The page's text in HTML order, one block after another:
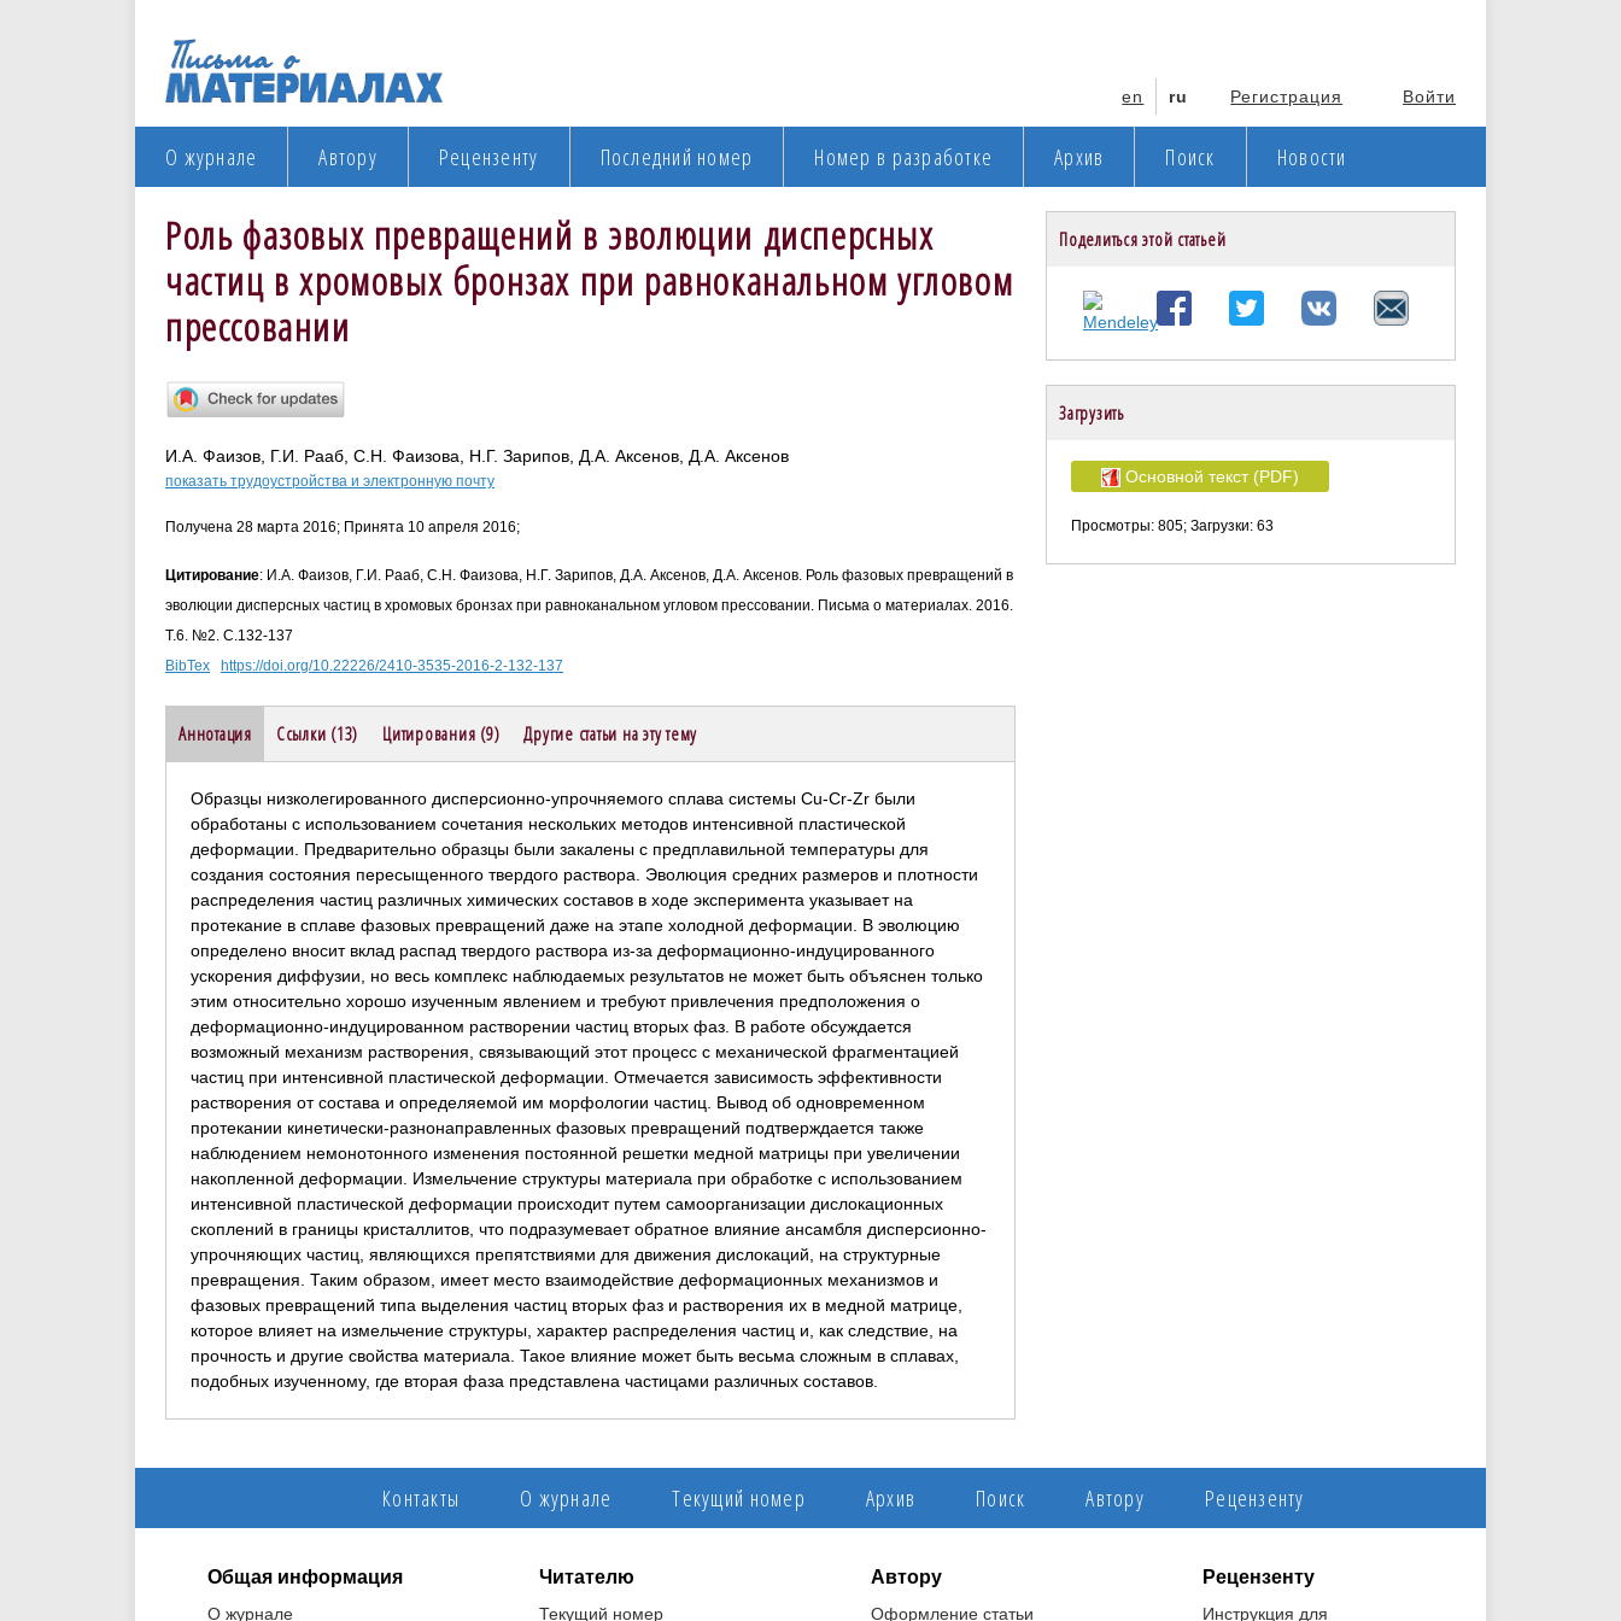
Регистрация Войти
en ru
О журнале Автору Рецензенту Последний номер Номер в разработке Архив Поиск Новости
Роль фазовых превращений в эволюции дисперсных
частиц в хромовых бронзах при равноканальном угловом
прессовании
И.А. Фаизов, Г.И. Рааб, С.Н. Фаизова, Н.Г. Зарипов, Д.А. Аксенов, Д.А. Аксенов
показать трудоустройства и электронную почту
Получена 28 марта 2016; Принята 10 апреля 2016;
Цитирование: И.А. Фаизов, Г.И. Рааб, С.Н. Фаизова, Н.Г. Зарипов, Д.А. Аксенов, Д.А. Аксенов. Роль фазовых превращений в
эволюции дисперсных частиц в хромовых бронзах при равноканальном угловом прессовании. Письма о материалах. 2016.
Т.6. №2. С.132-137
BibTex
https://doi.org/10.22226/2410-3535-2016-2-132-137
Аннотация Ссылки (13) Цитирования (9) Другие статьи на эту тему
Образцы низколегированного дисперсионно-упрочняемого сплава системы Cu-Cr-Zr были
обработаны с использованием сочетания нескольких методов интенсивной пластической
деформации. Предварительно образцы были закалены с предплавильной температуры для
создания состояния пересыщенного твердого раствора. Эволюция средних размеров и плотности
распределения частиц различных химических составов в ходе эксперимента указывает на
протекание в сплаве фазовых превращений даже на этапе холодной деформации. В эволюцию
определено вносит вклад распад твердого раствора из-за деформационно-индуцированного
ускорения диффузии, но весь комплекс наблюдаемых результатов не может быть объяснен только
этим относительно хорошо изученным явлением и требуют привлечения предположения о
деформационно-индуцированном растворении частиц вторых фаз. В работе обсуждается
возможный механизм растворения, связывающий этот процесс с механической фрагментацией
частиц при интенсивной пластической деформации. Отмечается зависимость эффективности
растворения от состава и определяемой им морфологии частиц. Вывод об одновременном
протекании кинетически-разнонаправленных фазовых превращений подтверждается также
наблюдением немонотонного изменения постоянной решетки медной матрицы при увеличении
накопленной деформации. Измельчение структуры материала при обработке с использованием
интенсивной пластической деформации происходит путем самоорганизации дислокационных
скоплений в границы кристаллитов, что подразумевает обратное влияние ансамбля дисперсионно-
упрочняющих частиц, являющихся препятствиями для движения дислокаций, на структурные
превращения. Таким образом, имеет место взаимодействие деформационных механизмов и
фазовых превращений типа выделения частиц вторых фаз и растворения их в медной матрице,
которое влияет на измельчение структуры, характер распределения частиц и, как следствие, на
прочность и другие свойства материала. Такое влияние может быть весьма сложным в сплавах,
подобных изученному, где вторая фаза представлена частицами различных составов.
Поделиться этой статьей
Загрузить
Основной текст (PDF)
Просмотры: 805; Загрузки: 63
Контакты О журнале Текущий номер Архив Поиск Автору Рецензенту
Общая информация
О журнале
Читателю
Текущий номер
Автору
Оформление статьи
Рецензенту
Инструкция для